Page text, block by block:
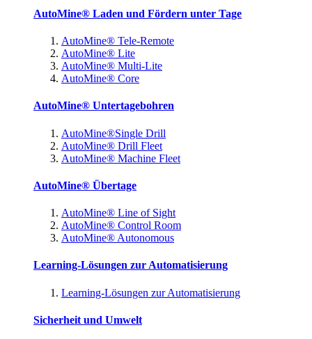
AutoMine® Laden und Fördern unter Tage
AutoMine® Tele-Remote
AutoMine® Lite
AutoMine® Multi-Lite
AutoMine® Core
AutoMine® Untertagebohren
AutoMine®Single Drill
AutoMine® Drill Fleet
AutoMine® Machine Fleet
AutoMine® Übertage
AutoMine® Line of Sight
AutoMine® Control Room
AutoMine® Autonomous
Learning-Lösungen zur Automatisierung
Learning-Lösungen zur Automatisierung
Sicherheit und Umwelt